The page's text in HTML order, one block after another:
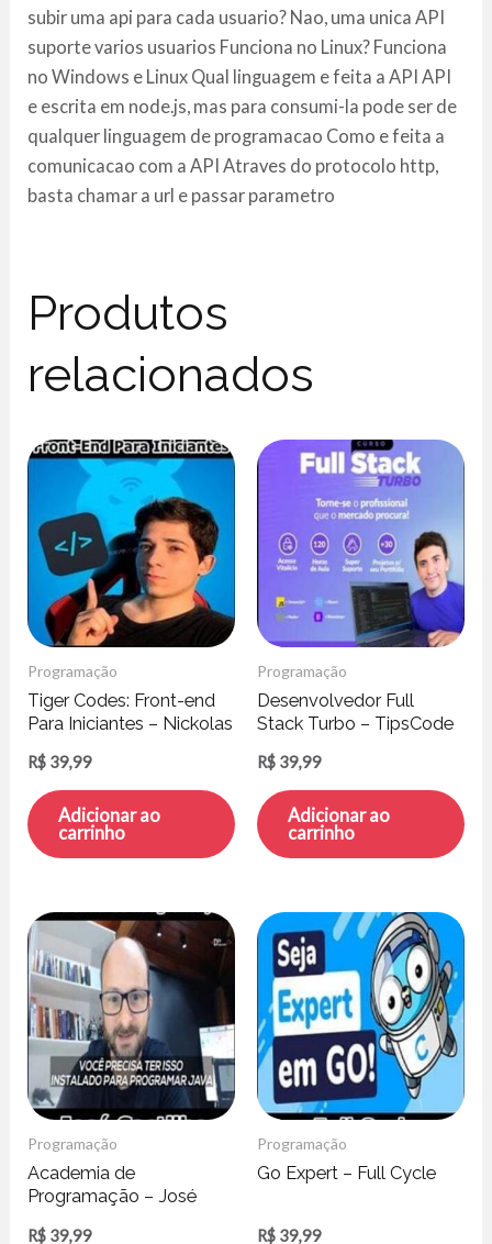
subir uma api para cada usuario? Nao, uma unica API
suporte varios usuarios Funciona no Linux? Funciona
no Windows e Linux Qual linguagem e feita a API API
e escrita em node.js, mas para consumi-la pode ser de
qualquer linguagem de programacao Como e feita a
comunicacao com a API Atraves do protocolo http,
basta chamar a url e passar parametro
Produtos
relacionados
Programação
Tiger Codes: Front-end
Para Iniciantes – Nickolas
R$ 39,99
Adicionar ao
carrinho
Programação
Desenvolvedor Full
Stack Turbo – TipsCode
R$ 39,99
Adicionar ao
carrinho
Programação
Academia de
Programação – José
R$ 39,99
Programação
Go Expert – Full Cycle
R$ 39,99